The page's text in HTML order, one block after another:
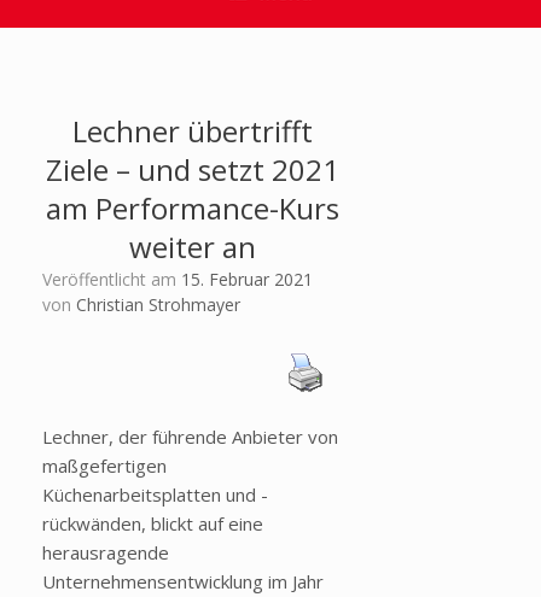
Lechner übertrifft
Ziele – und setzt 2021
am Performance-Kurs
weiter an
Veröffentlicht am 15. Februar 2021
von Christian Strohmayer
Lechner, der führende Anbieter von
maßgefertigen
Küchenarbeitsplatten und -
rückwänden, blickt auf eine
herausragende
Unternehmensentwicklung im Jahr